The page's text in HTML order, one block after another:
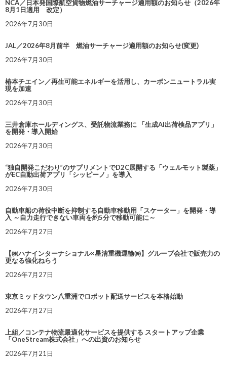
NCA／日本発国際航空貨物燃油サーチャージ適用額のお知らせ（2026年
8月1日適用 改定）
2026年7月30日
JAL／2026年8月前半 燃油サーチャージ適用額のお知らせ(変更)
2026年7月30日
椿本チエイン／再生可能エネルギーを活用し、カーボンニュートラル実
現を加速
2026年7月30日
三井倉庫ホールディングス、受託物流業務に 「生成AI出荷検品アプリ」
を開発・導入開始
2026年7月30日
“独自開発こだわり”のサプリメントでD2C展開する「ウェルモット製薬」
がEC自動出荷アプリ「シッピーノ」を導入
2026年7月30日
自動車船の荷役中断を抑制する自動車移動用「スケーター」を開発・導
入 ～自力走行できない車両を約5分で移動可能に～
2026年7月27日
【㈱ハナインターナショナル×星清重機運輸㈱】グループ会社で販売力の
更なる強化ねらう
2026年7月27日
東京ミッドタウン八重洲でロボット配送サービスを本格始動
2026年7月27日
上組／コンテナ物流最適化サービスを提供する スタートアップ企業
「OneStream株式会社」への出資のお知らせ
2026年7月21日